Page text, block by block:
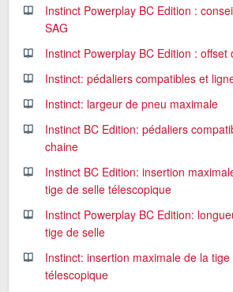
Instinct Powerplay BC Edition :
SAG
Instinct Powerplay BC Edition : offset
Instinct: pédaliers compatibles et
Instinct: largeur de pneu maximale
Instinct BC Edition: pédaliers
chaine
Instinct BC Edition: insertion
tige de selle télescopique
Instinct Powerplay BC Edition:
tige de selle
Instinct: insertion maximale de la
télescopique